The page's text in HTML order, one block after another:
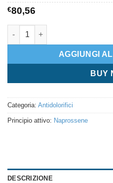
€80,56
Aleve quantità
AGGIUNGI
BUY
Categoria: Antidolorifici
Principio attivo: Naprossene
DESCRIZIONE